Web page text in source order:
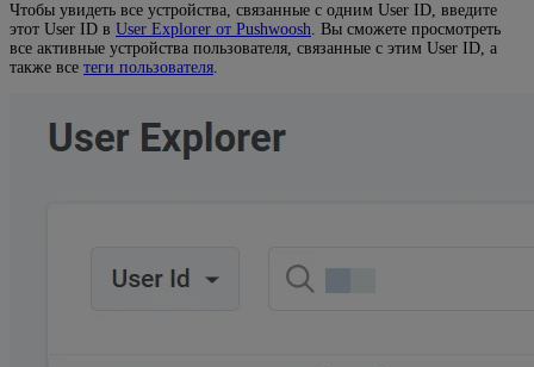
Чтобы увидеть все устройства, связанные с одним User ID, введите
этот User ID в User Explorer от Pushwoosh. Вы сможете просмотреть
все активные устройства пользователя, связанные с этим User ID, а
также все теги пользователя.